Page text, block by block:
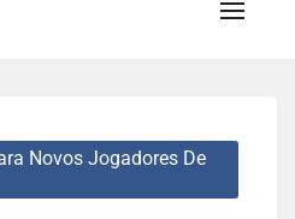
Novos Jogadores De